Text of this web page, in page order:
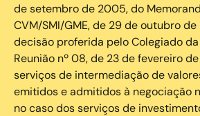
de setembro de 2005, do
CVM/SMI/GME, de 29 de outubro
decisão proferida pelo Colegiado
Reunião nº 08, de 23 de fevereiro
serviços de intermediação de
emitidos e admitidos à negociação
no caso dos serviços de